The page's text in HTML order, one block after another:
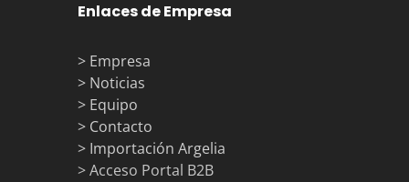
Enlaces de Empresa
> Empresa
> Noticias
> Equipo
> Contacto
> Importación Argelia
> Acceso Portal B2B